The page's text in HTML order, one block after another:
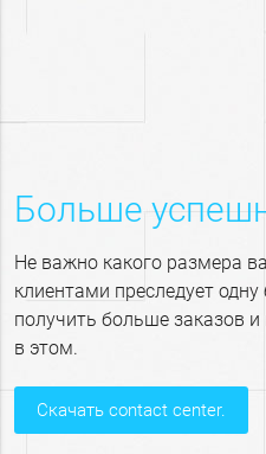
Больше
Не важно какого размера
клиентами преследует
получить больше
в этом.
скачать contact center.